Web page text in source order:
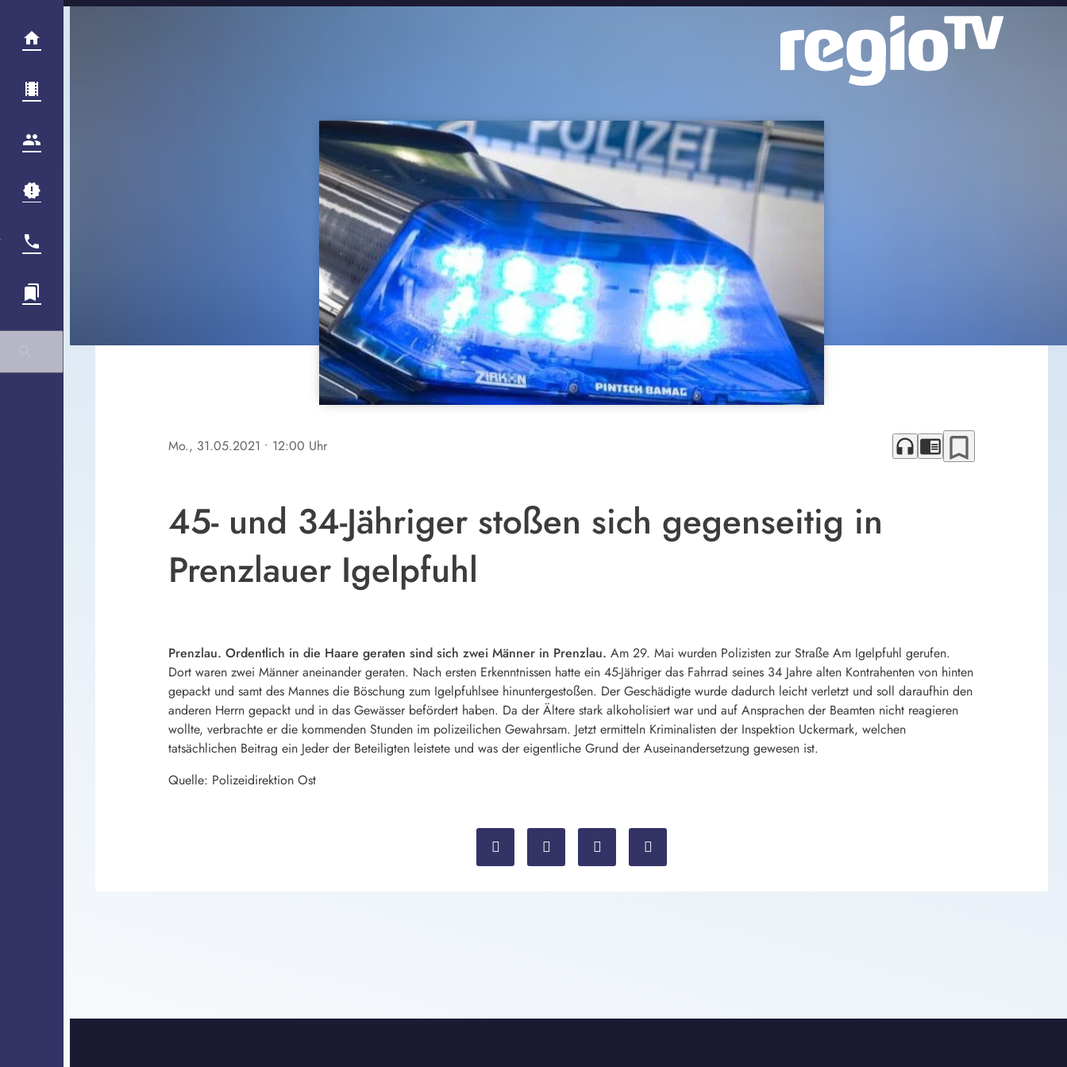
Mo., 31.05.2021 • 12:00 Uhr headphones chrome_reader_mode bookmark_border
45- und 34-Jähriger stoßen sich gegenseitig in
Prenzlauer Igelpfuhl
Prenzlau. Ordentlich in die Haare geraten sind sich zwei Männer in Prenzlau. Am 29. Mai wurden Polizisten zur Straße Am Igelpfuhl gerufen.
Dort waren zwei Männer aneinander geraten. Nach ersten Erkenntnissen hatte ein 45-Jähriger das Fahrrad seines 34 Jahre alten Kontrahenten von hinten
gepackt und samt des Mannes die Böschung zum Igelpfuhlsee hinuntergestoßen. Der Geschädigte wurde dadurch leicht verletzt und soll daraufhin den
anderen Herrn gepackt und in das Gewässer befördert haben. Da der Ältere stark alkoholisiert war und auf Ansprachen der Beamten nicht reagieren
wollte, verbrachte er die kommenden Stunden im polizeilichen Gewahrsam. Jetzt ermitteln Kriminalisten der Inspektion Uckermark, welchen
tatsächlichen Beitrag ein Jeder der Beteiligten leistete und was der eigentliche Grund der Auseinandersetzung gewesen ist.
Quelle: Polizeidirektion Ost